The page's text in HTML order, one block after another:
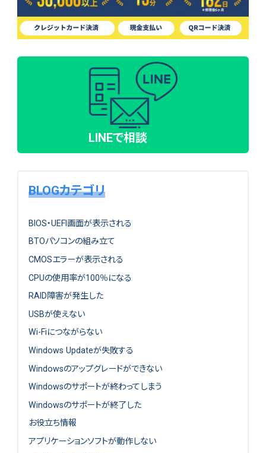
LINEで相談
BLOGカテゴリ
BIOS・UEFI画面が表示される
BTOパソコンの組み立て
CMOSエラーが表示される
CPUの使用率が100％になる
RAID障害が発生した
USBが使えない
Wi-Fiにつながらない
Windows Updateが失敗する
Windowsのアップグレードができない
Windowsのサポートが終わってしまう
Windowsのサポートが終了した
お役立ち情報
アプリケーションソフトが動作しない